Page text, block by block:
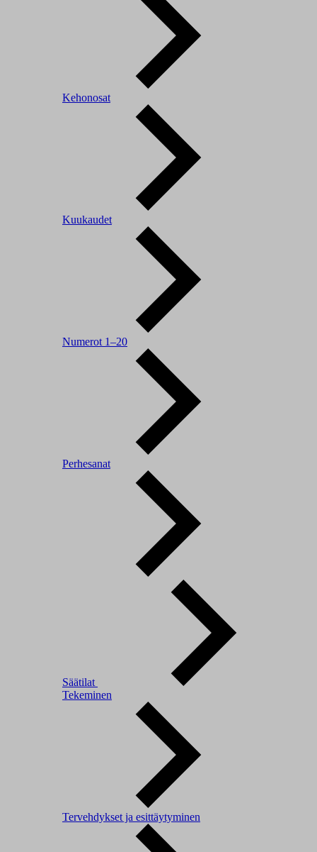
Kehonosat
Kuukaudet
Numerot 1–20
Perhesanat
Säätilat
Tekeminen
Tervehdykset ja esittäytyminen